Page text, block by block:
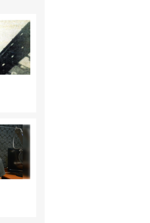
disminuir
el
volumen.
aumentar
o
disminuir
el
volumen.